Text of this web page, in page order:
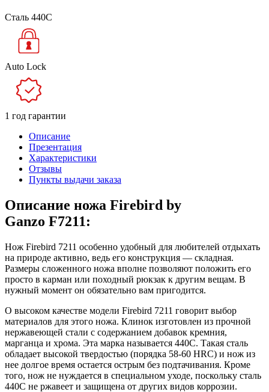
Сталь 440C
Auto Lock
1 год гарантии
Описание
Презентация
Характеристики
Отзывы
Пункты выдачи заказа
Описание ножа Firebird by
Ganzo F7211:
Нож Firebird 7211 особенно удобный для любителей отдыхать
на природе активно, ведь его конструкция — складная.
Размеры сложенного ножа вполне позволяют положить его
просто в карман или походный рюкзак к другим вещам. В
нужный момент он обязательно вам пригодится.
О высоком качестве модели Firebird 7211 говорит выбор
материалов для этого ножа. Клинок изготовлен из прочной
нержавеющей стали с содержанием добавок кремния,
марганца и хрома. Эта марка называется 440С. Такая сталь
обладает высокой твердостью (порядка 58-60 HRC) и нож из
нее долгое время остается острым без подтачивания. Кроме
того, нож не нуждается в специальном уходе, поскольку сталь
440С не ржавеет и защищена от других видов коррозии.